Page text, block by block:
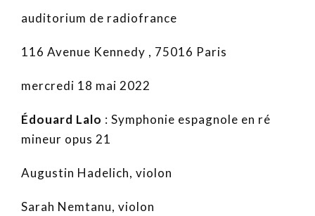
auditorium de radiofrance
116 Avenue Kennedy , 75016 Paris
mercredi 18 mai 2022
Édouard Lalo : Symphonie espagnole en ré
mineur opus 21
Augustin Hadelich, violon
Sarah Nemtanu, violon